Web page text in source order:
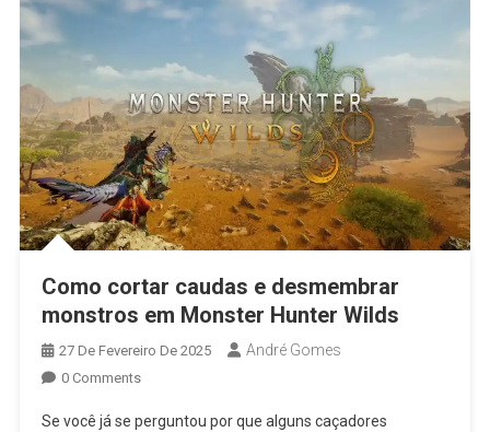
Como cortar caudas e desmembrar
monstros em Monster Hunter Wilds
27 De Fevereiro De 2025 André Gomes
0 Comments
Se você já se perguntou por que alguns caçadores